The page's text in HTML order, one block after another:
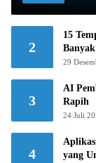
2
15
29
3
AI
Rapih
24 Juli
4
yang